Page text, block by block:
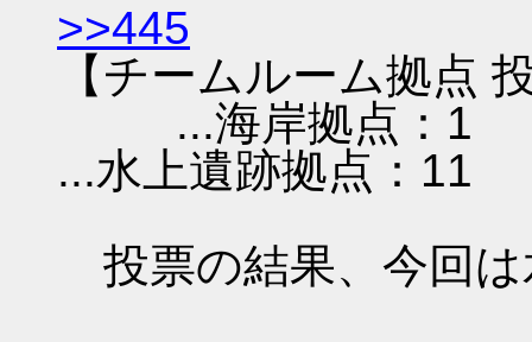
>>445
【チームルーム拠点
...海岸拠点：1
...水上遺跡拠点：11
投票の結果、今回